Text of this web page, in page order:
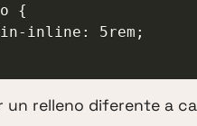
{
un relleno diferente a